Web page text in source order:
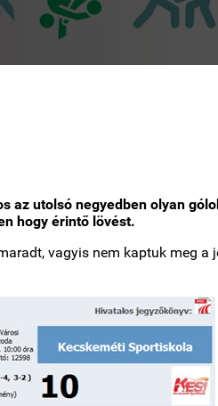
az utolsó negyedben olyan
hogy érintő lövést.
vagyis nem kaptuk meg a